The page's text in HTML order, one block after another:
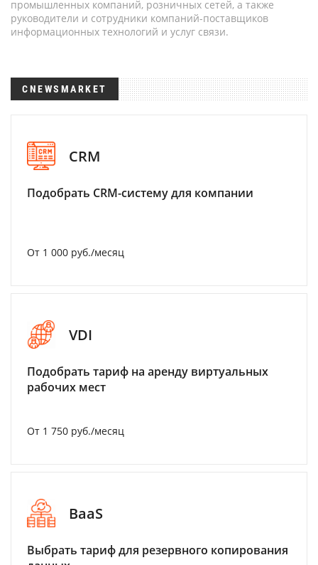
промышленных компаний, розничных сетей, а также
руководители и сотрудники компаний-поставщиков
информационных технологий и услуг связи.
CNEWSMARKET
CRM
Подобрать CRM-систему для компании
От 1 000 руб./месяц
VDI
Подобрать тариф на аренду виртуальных
рабочих мест
От 1 750 руб./месяц
BaaS
Выбрать тариф для резервного копирования